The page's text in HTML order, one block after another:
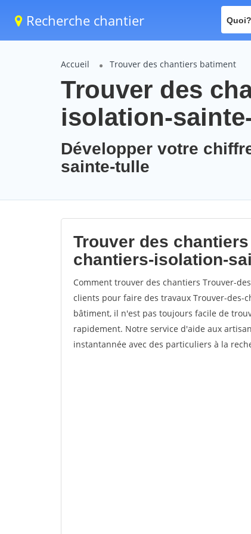
Recherche chantier Quoi?
Accueil Trouver des chantiers batiment
Trouver des
isolation-
Développer votre
sainte-tulle
Trouver des
chantiers-isolation-
Comment trouver des chantiers Trouver-
clients pour faire des travaux Trouver-
bâtiment, il n'est pas toujours facile de
rapidement. Notre service d'aide aux
instantannée avec des particuliers à la